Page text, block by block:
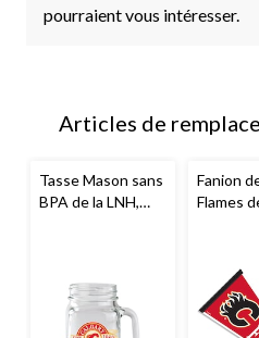
pourraient vous intéresser.
Articles de
Tasse Mason sans
BPA de la LNH,
Fanion
Flames